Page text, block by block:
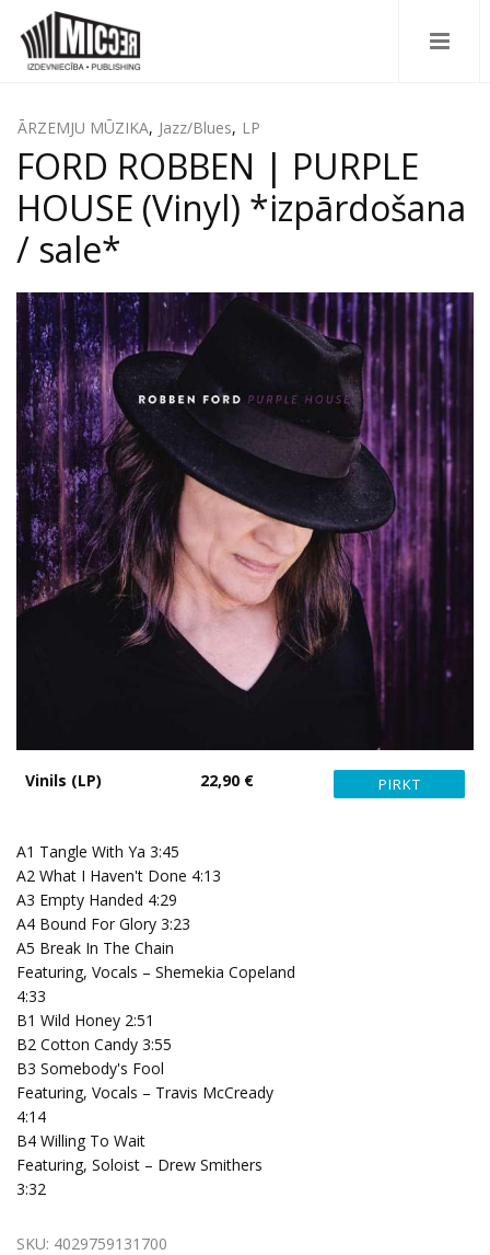
ĀRZEMJU MŪZIKA, Jazz/Blues, LP
FORD ROBBEN | PURPLE
HOUSE (Vinyl) *izpārdošana
/ sale*
Vinils (LP) 22,90 €
A1 Tangle With Ya 3:45
A2 What I Haven't Done 4:13
A3 Empty Handed 4:29
A4 Bound For Glory 3:23
A5 Break In The Chain
Featuring, Vocals – Shemekia Copeland
4:33
B1 Wild Honey 2:51
B2 Cotton Candy 3:55
B3 Somebody's Fool
Featuring, Vocals – Travis McCready
4:14
B4 Willing To Wait
Featuring, Soloist – Drew Smithers
3:32
SKU: 4029759131700